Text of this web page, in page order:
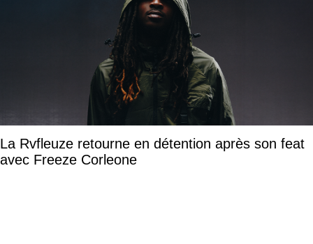
La Rvfleuze retourne en détention après son feat
avec Freeze Corleone